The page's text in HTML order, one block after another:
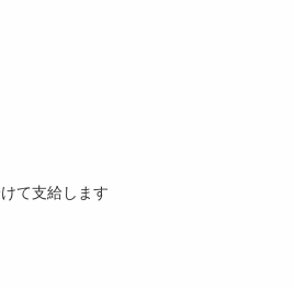
て支給します